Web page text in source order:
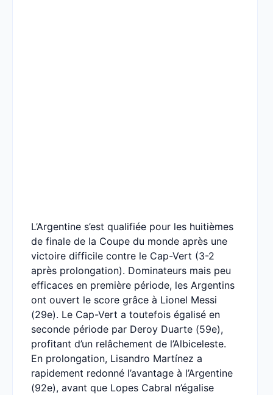
L’Argentine s’est qualifiée pour les huitièmes
de finale de la Coupe du monde après une
victoire difficile contre le Cap-Vert (3-2
après prolongation). Dominateurs mais peu
efficaces en première période, les Argentins
ont ouvert le score grâce à Lionel Messi
(29e). Le Cap-Vert a toutefois égalisé en
seconde période par Deroy Duarte (59e),
profitant d’un relâchement de l’Albiceleste.
En prolongation, Lisandro Martínez a
rapidement redonné l’avantage à l’Argentine
(92e), avant que Lopes Cabral n’égalise